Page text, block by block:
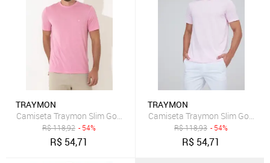
TRAYMON
Camiseta Traymon Slim Gola Redonda Rosa
R$118,92 - 54%
R$ 54,71
TRAYMON
Camiseta Traymon Slim Gola
R$118,93 - 54%
R$ 54,71